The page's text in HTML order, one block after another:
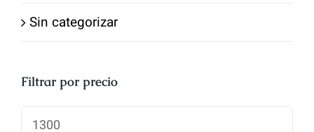
Sin categorizar
Filtrar por precio
Precio